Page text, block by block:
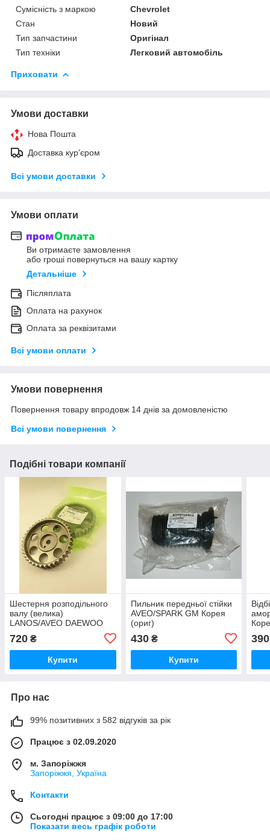
Сумісність з маркою
Chevrolet
Стан
Новий
Тип запчастини
Оригінал
Тип техніки
Легковий автомобіль
Приховати
Умови доставки
Нова Пошта
Доставка кур'єром
Всі умови доставки
Умови оплати
Ви отримаєте замовлення
або гроші повернуться на вашу картку
Детальніше
Післяплата
Оплата на рахунок
Оплата за реквізитами
Всі умови оплати
Умови повернення
Повернення товару впродовж 14 днів за домовленістю
Всі умови повернення
Подібні товари компанії
Шестерня розподільного
валу (велика)
LANOS/AVEO DAEWOO
Корея (ориг)
720 ₴
Купити
Пильник передньої стійки
AVEO/SPARK GM Корея
(ориг)
430₴
Купити
390
Про нас
99% позитивних з 582 відгуків за рік
Працює з 02.09.2020
м. Запоріжжя
Запоріжжя, Україна
Контакти
Сьогодні працює з 09:00 до 17:00
Показати весь графік роботи